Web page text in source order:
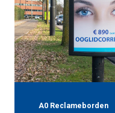
A0 Reclameborden